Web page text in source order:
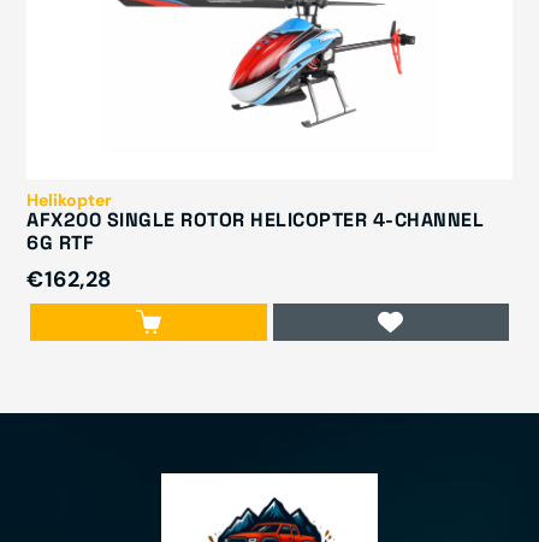
Helikopter
AFX200 SINGLE ROTOR HELICOPTER 4-CHANNEL
6G RTF
€162,28